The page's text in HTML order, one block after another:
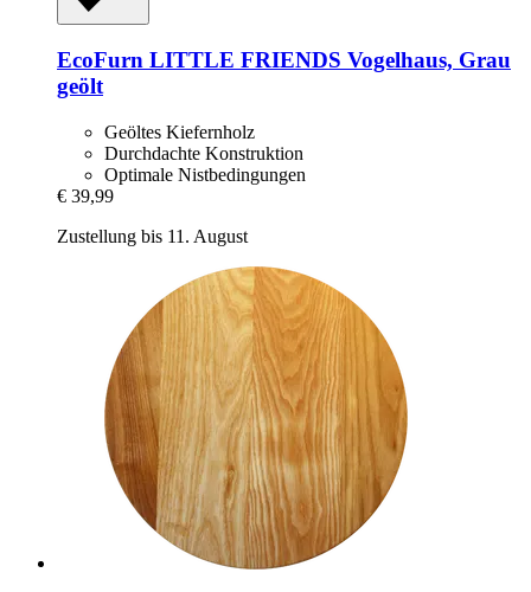
EcoFurn LITTLE FRIENDS Vogelhaus, Grau
geölt
Geöltes Kiefernholz
Durchdachte Konstruktion
Optimale Nistbedingungen
€ 39,99
Zustellung bis 11. August